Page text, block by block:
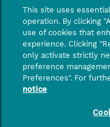
Contatti
FOLLOWUS
PagoPA S.p.A. –
– capitale sociale
This site uses
operation. By clicking
use of cookies that
experience. Clicking
only activate strictly
preference
Preferences". For
notice